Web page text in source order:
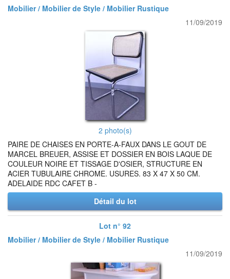
Mobilier / Mobilier de Style / Mobilier Rustique
11/09/2019
2 photo(s)
PAIRE DE CHAISES EN PORTE-A-FAUX DANS LE GOUT DE
MARCEL BREUER, ASSISE ET DOSSIER EN BOIS LAQUE DE
COULEUR NOIRE ET TISSAGE D'OSIER, STRUCTURE EN
ACIER TUBULAIRE CHROME. USURES. 83 X 47 X 50 CM.
ADELAIDE RDC CAFET B -
Détail du lot
Lot n° 92
Mobilier / Mobilier de Style / Mobilier Rustique
11/09/2019